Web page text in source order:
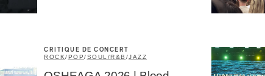
CRITIQUE DE CONCERT
ROCK/POP/SOUL/R&B /JAZZ